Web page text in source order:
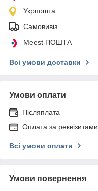
Укрпошта
Самовивіз
Meest ПОШТА
Всі умови доставки
Умови оплати
Післяплата
Оплата за реквізитами
Всі умови оплати
Умови повернення